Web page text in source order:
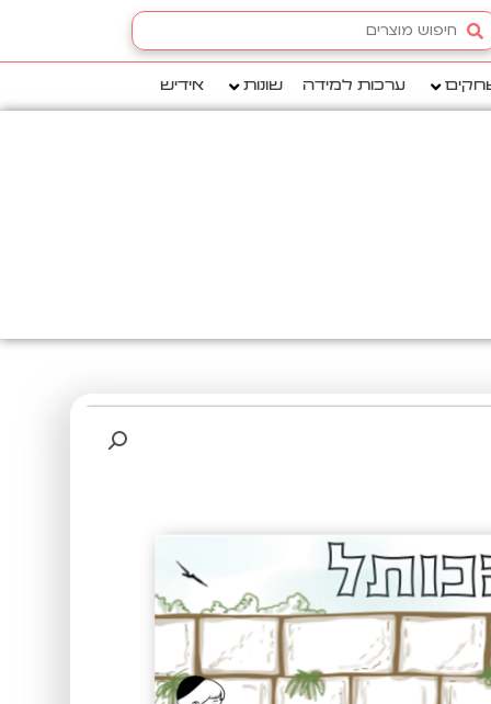
ערכות למידה שונות אידיש